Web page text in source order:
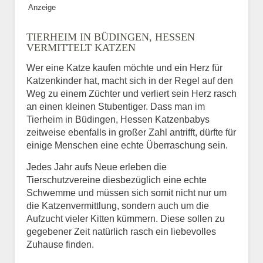
BILD HOCHLADEN
Vermisst seit
Ort des Verschwindens
Anzeige
TIERHEIM IN BÜDINGEN, HESSEN
VERMITTELT KATZEN
Wer eine Katze kaufen möchte und ein Herz für
Katzenkinder hat, macht sich in der Regel auf den
Weg zu einem Züchter und verliert sein Herz rasch
an einen kleinen Stubentiger. Dass man im
Tierheim in Büdingen, Hessen Katzenbabys
zeitweise ebenfalls in großer Zahl antrifft, dürfte für
einige Menschen eine echte Überraschung sein.
Jedes Jahr aufs Neue erleben die
Tierschutzvereine diesbezüglich eine echte
Schwemme und müssen sich somit nicht nur um
die Katzenvermittlung, sondern auch um die
Aufzucht vieler Kitten kümmern. Diese sollen zu
gegebener Zeit natürlich rasch ein liebevolles
Zuhause finden.